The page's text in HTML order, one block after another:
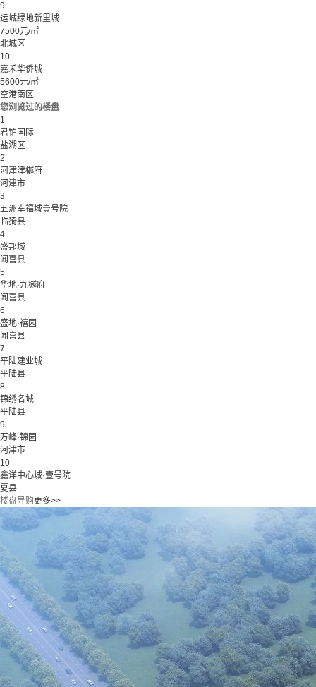
9
运城绿地新里城
7500元/㎡
北城区
10
嘉禾华侨城
5600元/㎡
空港南区
您浏览过的楼盘
1
君铂国际
盐湖区
2
河津津樾府
河津市
3
五洲幸福城壹号院
临猗县
4
盛邦城
闻喜县
5
华地·九樾府
闻喜县
6
盛地·禧园
闻喜县
7
平陆建业城
平陆县
8
锦绣名城
平陆县
9
万峰·锦园
河津市
10
鑫洋中心城·壹号院
夏县
楼盘导购更多>>